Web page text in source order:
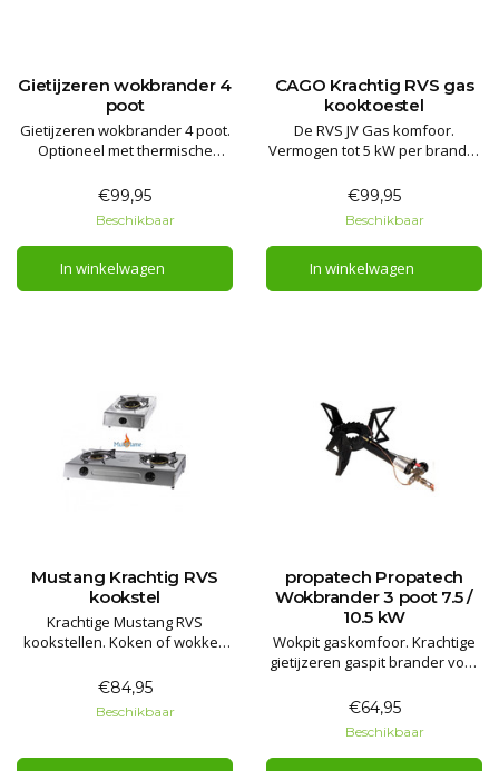
Gietijzeren wokbrander 4
poot
Gietijzeren wokbrander 4 poot.
Optioneel met thermische
van gietijzer wat veel gewicht
kan hebben. Regelbaar
vermogen d.m.v. naaldkraan.
€99,95
Beschikbaar
In winkelwagen
CAGO Krachtig RVS gas
kooktoestel
De RVS JV Gas komfoor.
Vermogen tot 5 kW per brander
Voorzien van thermische
beveiliging, hierdoor veilig
binnen te gebruiken.
€99,95
Beschikbaar
In winkelwagen
Mustang Krachtig RVS
kookstel
Krachtige Mustang RVS
kookstellen. Koken of wokken
rvs frame om makkelijk mee te
nemen. Garantie: 2 jaar
€84,95
Beschikbaar
propatech Propatech
Wokbrander 3 poot 7.5 /
10.5 kW
Wokpit gaskomfoor. Krachtige
gietijzeren gaspit brander voor
Met piëzo ontsteking en
thermokoppel.
Garantie 2 jaar
€64,95
Beschikbaar